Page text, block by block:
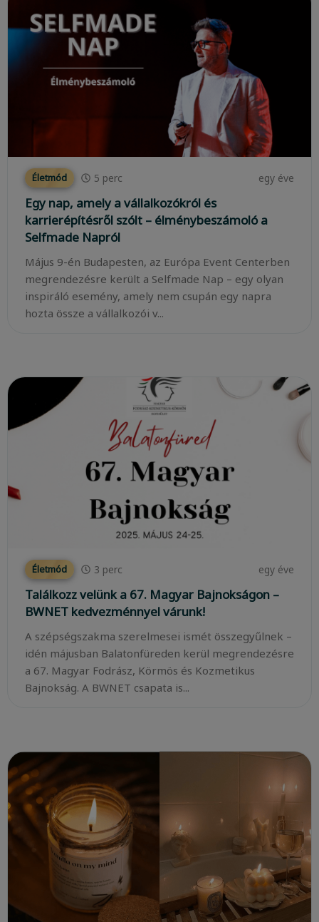
Életmód 5 perc egy éve
Egy nap, amely a vállalkozókról és
karrierépítésről szólt – élménybeszámoló a
Selfmade Napról
Május 9-én Budapesten, az Európa Event Centerben
megrendezésre került a Selfmade Nap – egy olyan
inspiráló esemény, amely nem csupán egy napra
hozta össze a vállalkozói v...
Életmód 3 perc egy éve
Találkozz velünk a 67. Magyar Bajnokságon –
BWNET kedvezménnyel várunk!
A szépségszakma szerelmesei ismét összegyűlnek –
idén májusban Balatonfüreden kerül megrendezésre
a 67. Magyar Fodrász, Körmös és Kozmetikus
Bajnokság. A BWNET csapata is...